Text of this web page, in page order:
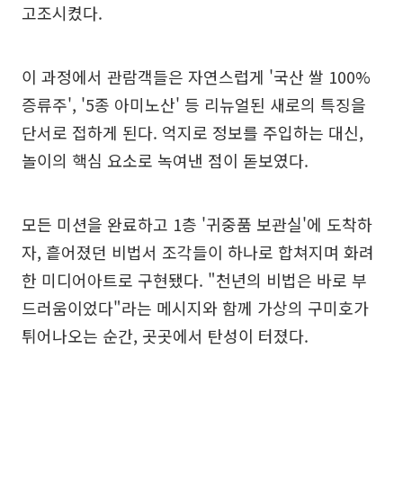
고조시켰다.
이 과정에서 관람객들은 자연스럽게 '국산 쌀 100%
증류주', '5종 아미노산' 등 리뉴얼된 새로의 특징을
단서로 접하게 된다. 억지로 정보를 주입하는 대신,
놀이의 핵심 요소로 녹여낸 점이 돋보였다.
모든 미션을 완료하고 1층 '귀중품 보관실'에 도착하
자, 흩어졌던 비법서 조각들이 하나로 합쳐지며 화려
한 미디어아트로 구현됐다. "천년의 비법은 바로 부
드러움이었다"라는 메시지와 함께 가상의 구미호가
튀어나오는 순간, 곳곳에서 탄성이 터졌다.